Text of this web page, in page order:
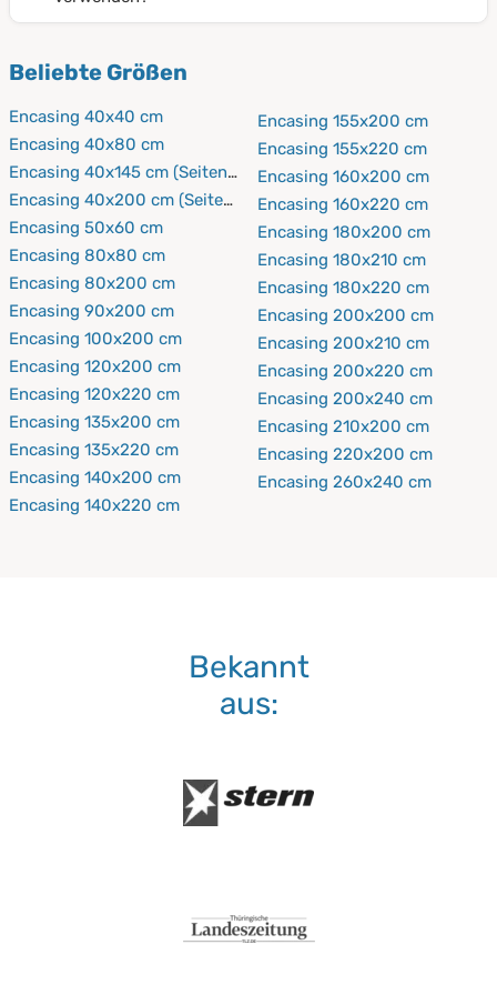
einfach wieder aufzuziehen.
Waschmaschinen waschen. Für die erste Wäsche
entspannt und weich wird. Ab der zweiten Wäsche
können Sie die Temperatur je nach Bedarf erhöhen.
nach Produktklasse 1
Atemwegsbeschwerden oder einer diagnostizierten
Hausstauballergie kann ein konsequenter
Milbenschutz im Bett dazu beitragen, die nächtliche
Allergenbelastung zu senken.
Beliebte Größen
Encasing 40x40 cm
Encasing 40x80 cm
Encasing 40x145 cm (Seitenschläferkissen)
Encasing 40x200 cm (Seitenschläferkissen)
Encasing 50x60 cm
Encasing 80x80 cm
Encasing 80x200 cm
Encasing 90x200 cm
Encasing 100x200 cm
Encasing 120x200 cm
Encasing 120x220 cm
Encasing 135x200 cm
Encasing 135x220 cm
Encasing 140x200 cm
Encasing 140x220 cm
Encasing 155x200 cm
Encasing 155x220 cm
Encasing 160x200 cm
Encasing 160x220 cm
Encasing 180x200 cm
Encasing 180x210 cm
Encasing 180x220 cm
Encasing 200x200 cm
Encasing 200x210 cm
Encasing 200x220 cm
Encasing 200x240 cm
Encasing 210x200 cm
Encasing 220x200 cm
Encasing 260x240 cm
Bekannt
aus: